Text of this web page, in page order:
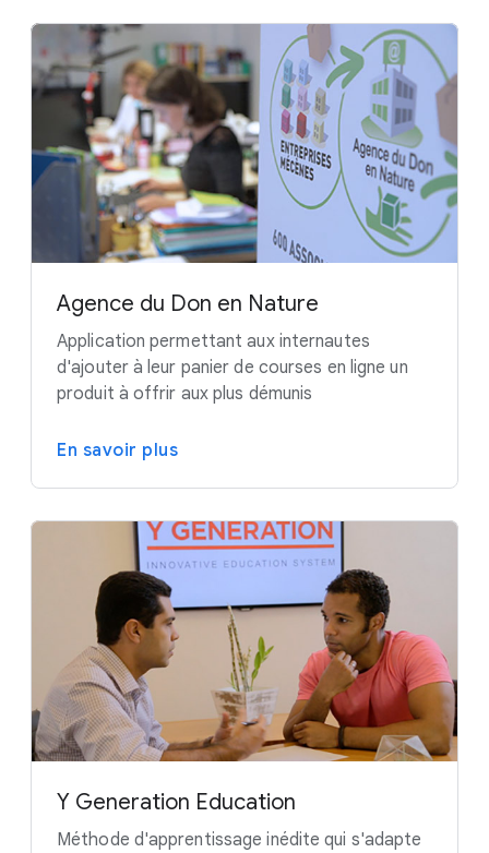
Agence du Don en Nature
Application permettant aux internautes
d'ajouter à leur panier de courses en ligne un
produit à offrir aux plus démunis
En savoir plus
Y Generation Education
Méthode d'apprentissage inédite qui s'adapte